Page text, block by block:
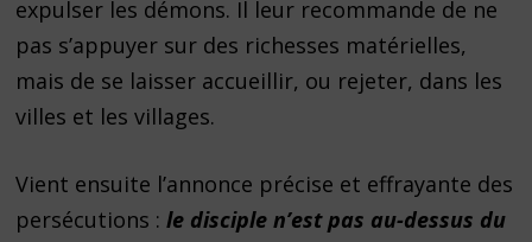
expulser les démons. Il leur recommande de ne
pas s’appuyer sur des richesses matérielles,
mais de se laisser accueillir, ou rejeter, dans les
villes et les villages.
Vient ensuite l’annonce précise et effrayante des
persécutions :le disciple n’est pas au-dessus du